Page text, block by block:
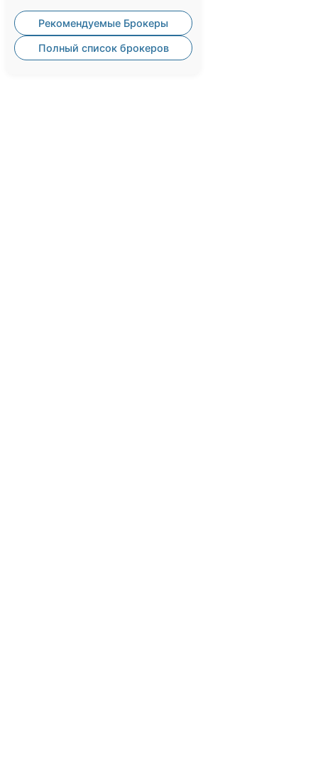
Рекомендуемые Брокеры
Полный список брокеров